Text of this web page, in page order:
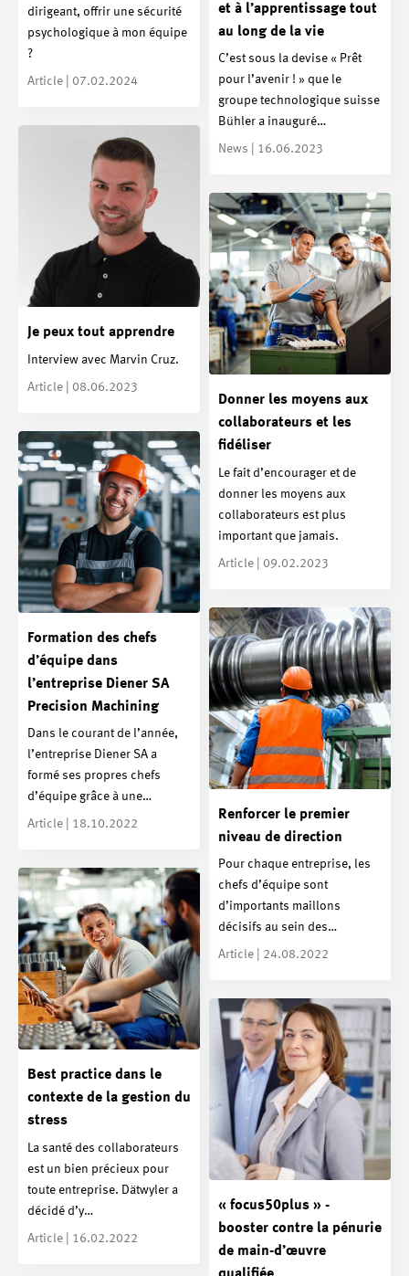
dirigeant, offrir une sécurité
psychologique à mon équipe
?
Article | 07.02.2024
et à l’apprentissage tout
au long de la vie
C’est sous la devise « Prêt
pour l’avenir ! » que le
groupe technologique suisse
Bühler a inauguré…
News | 16.06.2023
Je peux tout apprendre
Interview avec Marvin Cruz.
Article | 08.06.2023
Donner les moyens aux
collaborateurs et les
fidéliser
Le fait d’encourager et de
donner les moyens aux
collaborateurs est plus
important que jamais.
Article | 09.02.2023
Formation des chefs
d’équipe dans
l’entreprise Diener SA
Precision Machining
Dans le courant de l’année,
l’entreprise Diener SA a
formé ses propres chefs
d’équipe grâce à une…
Article | 18.10.2022
Renforcer le premier
niveau de direction
Pour chaque entreprise, les
chefs d’équipe sont
d’importants maillons
décisifs au sein des…
Article | 24.08.2022
Best practice dans le
contexte de la gestion du
stress
La santé des collaborateurs
est un bien précieux pour
toute entreprise. Dätwyler a
décidé d’y…
Article | 16.02.2022
« focus50plus » -
booster contre la pénurie
de main-d’œuvre